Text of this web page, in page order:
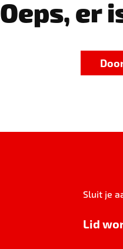
Oeps, er
Sluit je
Lid